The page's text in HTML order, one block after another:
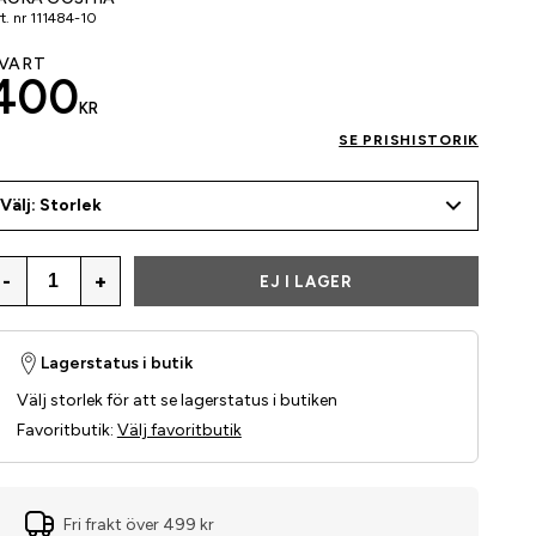
nr 111484-10
KR
SE PRISHISTORIK
Välj: Storlek
- + EJ I LAGER
Lagerstatus i butik
Välj storlek för att se lagerstatus i butiken
Favoritbutik: Välj favoritbutik
Fri frakt över 499 kr